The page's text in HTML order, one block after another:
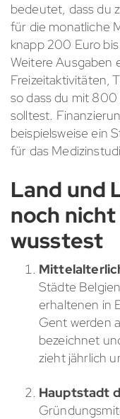
bedeutet, dass du
für die monatliche
knapp 200 Euro
Weitere Ausgaben
Freizeitaktivitäten,
so dass du mit 800
solltest.
beispielsweise ein
für das
Land und
noch
wusstest
Städte
erhaltenen in
Gent werden
bezeichnet
zieht jährlich
Hauptstadt